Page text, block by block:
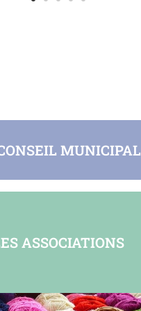
MUNICIPAL
ASSOCIATIONS